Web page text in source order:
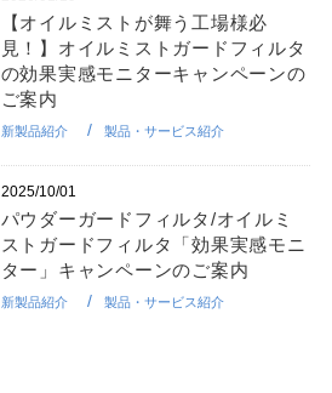
【オイルミストが舞う工場様必
見！】オイルミストガードフィルタ
の効果実感モニターキャンペーンの
ご案内
新製品紹介 製品・サービス紹介
2025/10/01
パウダーガードフィルタ/オイルミ
ストガードフィルタ「効果実感モニ
ター」キャンペーンのご案内
新製品紹介 製品・サービス紹介